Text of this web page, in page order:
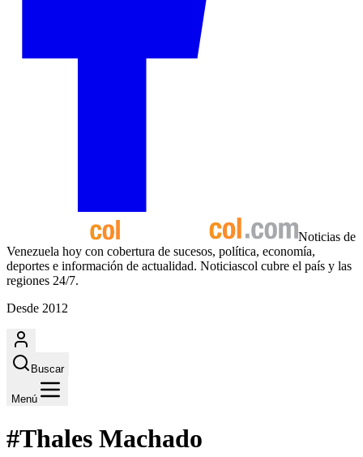
Noticias de
Venezuela hoy con cobertura de sucesos, política, economía,
deportes e información de actualidad. Noticiascol cubre el país y las
regiones 24/7.
Desde 2012
Buscar
Menú
#Thales Machado